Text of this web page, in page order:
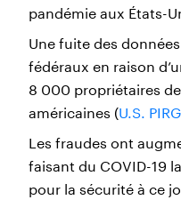
pandémie aux États-
Une fuite des
fédéraux en raison
8 000 propriétaires
américaines (U.S. PIRG
Les fraudes ont
faisant du COVID-19
pour la sécurité à ce